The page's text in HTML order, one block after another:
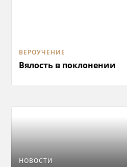
ВЕРОУЧЕНИЕ
Вялость в поклонении
НОВОСТИ